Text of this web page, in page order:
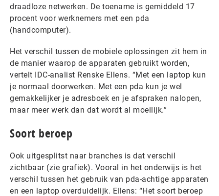
draadloze netwerken. De toename is gemiddeld 17
procent voor werknemers met een pda
(handcomputer).
Het verschil tussen de mobiele oplossingen zit hem in
de manier waarop de apparaten gebruikt worden,
vertelt IDC-analist Renske Ellens. “Met een laptop kun
je normaal doorwerken. Met een pda kun je wel
gemakkelijker je adresboek en je afspraken nalopen,
maar meer werk dan dat wordt al moeilijk.”
Soort beroep
Ook uitgesplitst naar branches is dat verschil
zichtbaar (zie grafiek). Vooral in het onderwijs is het
verschil tussen het gebruik van pda-achtige apparaten
en een laptop overduidelijk. Ellens: “Het soort beroep